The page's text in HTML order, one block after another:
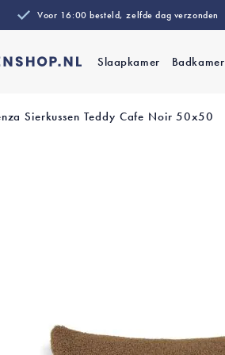
Voor 16:00 besteld, zelfde dag verzonden
Slaapkamer Badkamer
Sierkussen Teddy Cafe Noir 50x50